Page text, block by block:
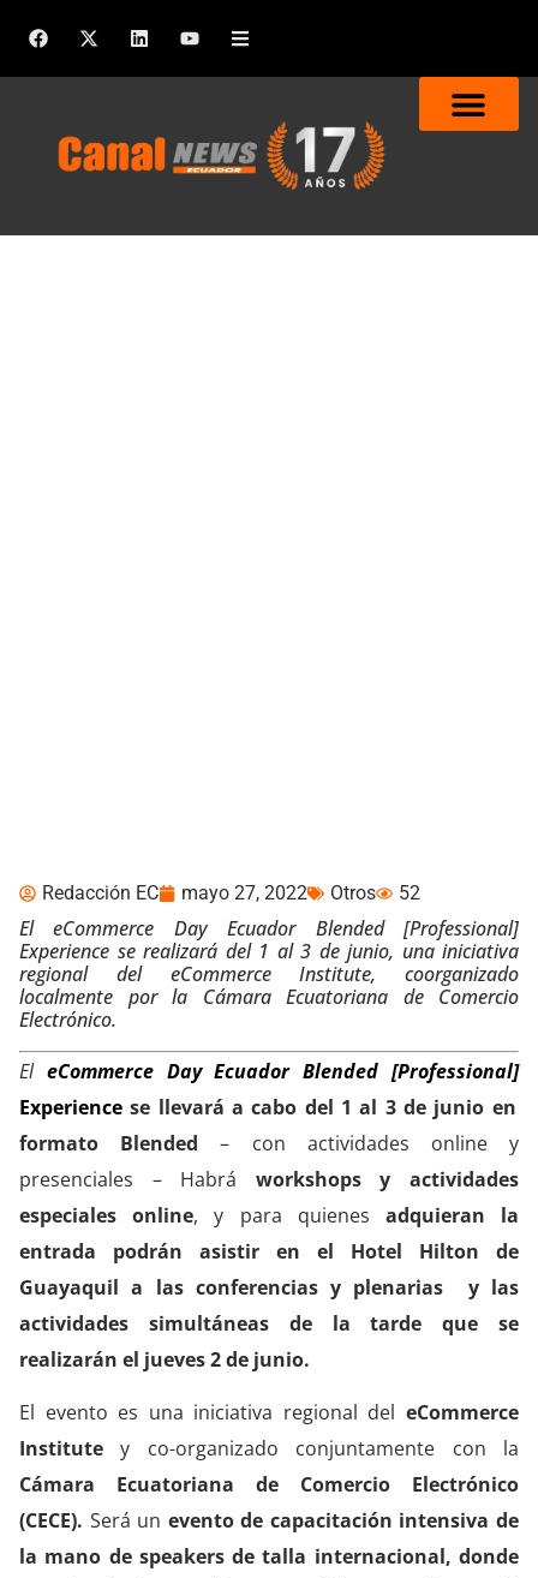
Redacción EC mayo 27, 2022 Otros 52
El eCommerce Day Ecuador Blended [Professional]
Experience se realizará del 1 al 3 de junio, una iniciativa
regional del eCommerce Institute, coorganizado
localmente por la Cámara Ecuatoriana de Comercio
Electrónico.
El eCommerce Day Ecuador Blended [Professional]
Experience se llevará a cabo del 1 al 3 de junio en
formato Blended– con actividades online y
presenciales – Habrá workshops y actividades
especiales online, y para quienes adquieran la
entrada podrán asistir en el Hotel Hilton de
Guayaquil a las conferencias y plenarias y las
actividades simultáneas de la tarde que se
realizarán el jueves 2 de junio.
El evento es una iniciativa regional del eCommerce
Institute y co-organizado conjuntamente con la
Cámara Ecuatoriana de Comercio Electrónico
(CECE). Será un evento de capacitación intensiva de
la mano de speakers de talla internacional, donde